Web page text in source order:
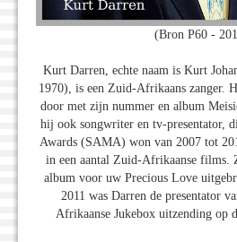
(Bron P60 -
Kurt Darren, echte naam is Kurt
1970), is een Zuid-Afrikaans zanger.
door met zijn nummer en album
hij ook songwriter en tv-presentator,
Awards (SAMA) won van 2007 tot
in een aantal Zuid-Afrikaanse films.
album voor uw Precious Love
2011 was Darren de presentator
Afrikaanse Jukebox uitzending op